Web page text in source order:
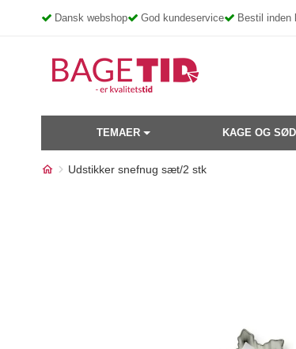
Dansk webshop God kundeservice Bestil inden
TEMAER KAGE OG
Udstikker snefnug sæt/2 stk
Måske kunne nogle